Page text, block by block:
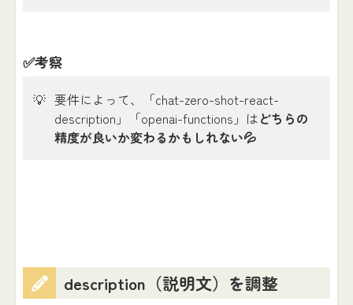
✅考察
💡 要件によって、「chat-zero-shot-react-
description」「openai-functions」はどちらの
精度が良いか変わるかもしれない💦
description（説明文）を調整